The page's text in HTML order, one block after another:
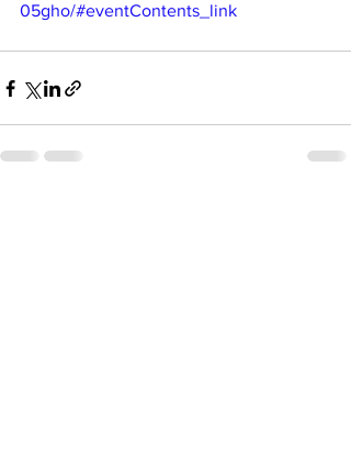
05gho/#eventContents_link